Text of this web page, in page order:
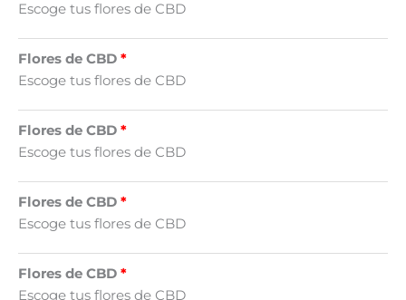
Escoge tus flores de CBD
Flores de CBD
Escoge tus flores de CBD
Flores de CBD
Escoge tus flores de CBD
Flores de CBD
Escoge tus flores de CBD
Flores de CBD
Escoge tus flores de CBD